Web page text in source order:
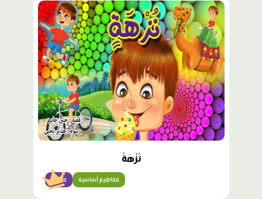
محتوى
مميّز
نُزْهَةٌ
مبتدئ مفاهيم أساسية